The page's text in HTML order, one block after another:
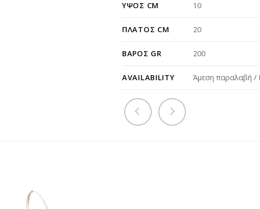
ΎΨΟΣ CM 10
ΠΛΆΤΟΣ CM 20
ΒΆΡΟΣ GR 200
AVAILABILITY Άμεση παραλαβή /